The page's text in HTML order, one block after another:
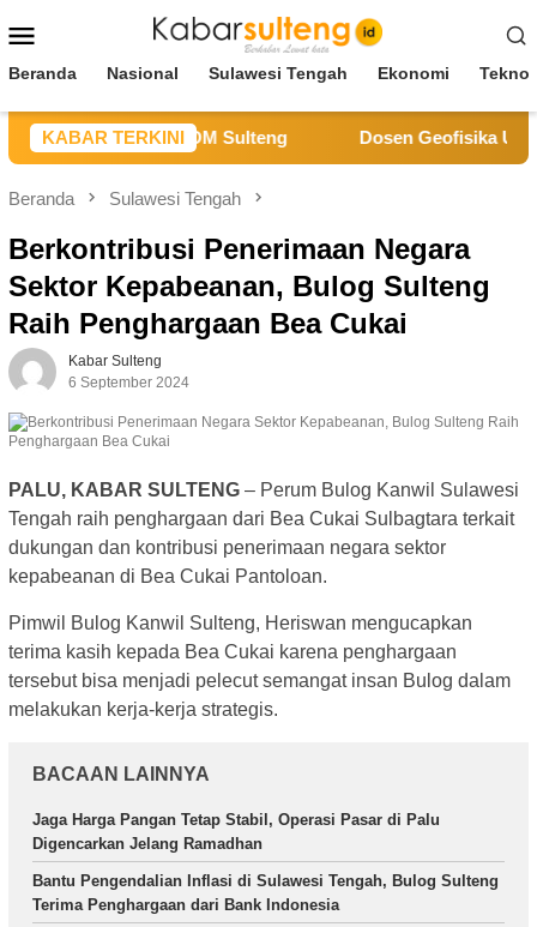
ke
Mobile
Beranda Nasional Sulawesi Tengah Ekonomi
KABAR TERKINI
Sanksi ESDM Sulteng Dosen Geofisika Untad:
Beranda Sulawesi Tengah
Berkontribusi Penerimaan Negara
Sektor Kepabeanan, Bulog Sulteng
Raih Penghargaan Bea Cukai
Kabar Sulteng
6 September 2024
PALU, KABAR SULTENG – Perum Bulog Kanwil Sulawesi
Tengah raih penghargaan dari Bea Cukai Sulbagtara terkait
dukungan dan kontribusi penerimaan negara sektor
kepabeanan di Bea Cukai Pantoloan.
Pimwil Bulog Kanwil Sulteng, Heriswan mengucapkan
terima kasih kepada Bea Cukai karena penghargaan
tersebut bisa menjadi pelecut semangat insan Bulog dalam
melakukan kerja-kerja strategis.
BACAAN LAINNYA
Jaga Harga Pangan Tetap Stabil, Operasi Pasar di Palu
Digencarkan Jelang Ramadhan
Bantu Pengendalian Inflasi di Sulawesi Tengah, Bulog Sulteng
Terima Penghargaan dari Bank Indonesia